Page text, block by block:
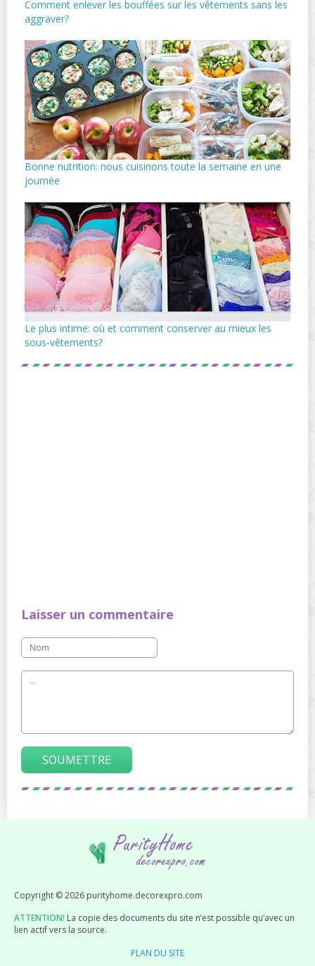
Comment enlever les bouffées sur les vêtements sans les
aggraver?
Bonne nutrition: nous cuisinons toute la semaine en une
journée
Le plus intime: où et comment conserver au mieux les
sous-vêtements?
Laisser un commentaire
SOUMETTRE
Copyright © 2026 purityhome.decorexpro.com
ATTENTION! La copie des documents du site n’est possible qu’avec un
lien actif vers la source.
PLAN DU SITE